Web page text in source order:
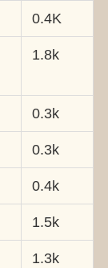
0.4K
1.8k
0.3k
0.3k
0.4k
1.5k
1.3k